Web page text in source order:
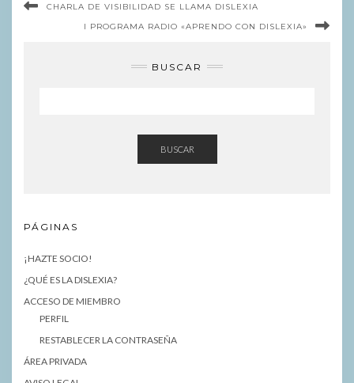
CHARLA DE VISIBILIDAD SE LLAMA DISLEXIA
I PROGRAMA RADIO «APRENDO CON DISLEXIA»
BUSCAR
BUSCAR
PÁGINAS
¡HAZTE SOCIO!
¿QUÉ ES LA DISLEXIA?
ACCESO DE MIEMBRO
PERFIL
RESTABLECER LA CONTRASEÑA
ÁREA PRIVADA